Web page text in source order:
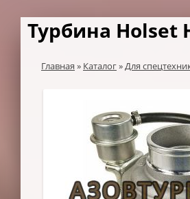
Турбина Holset
Главная » Каталог»Для